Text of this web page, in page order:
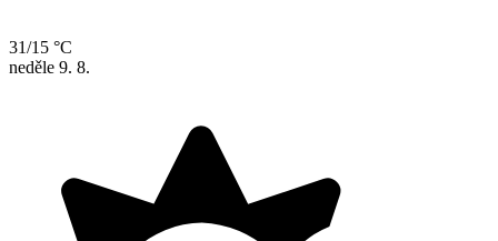
31/15 °C
neděle 9. 8.